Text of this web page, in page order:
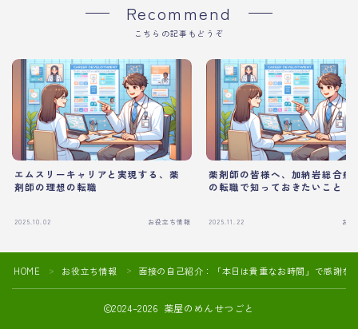
Recommend
こちらの記事もどうぞ
エムスリーキャリアと実現する、薬
剤師の理想の転職
2025.10.02 お役立ち情報
薬剤師の皆様へ、加納岩総合病
の転職で知っておきたいこと
2025.11.22 お
HOME ＞ お役立ち情報 ＞ 面接の自己紹介：「本日は貴重なお時間」で感謝を
2024–2026 薬屋のめんせつごと